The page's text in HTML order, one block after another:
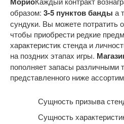
образом: 3-5 пунктов банды а
сундуки. Вы можете потратить
чтобы приобрести редкие
характеристик стенда и
на поздних этапах игры.
пополняет запасы различными
представленного ниже
Сущность призыва
Сущность